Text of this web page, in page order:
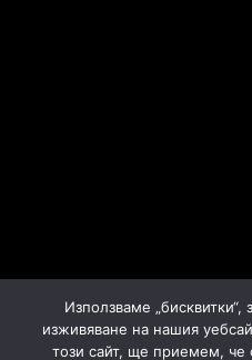
Използваме
изживяване на нашия
този сайт, ще приемем, че